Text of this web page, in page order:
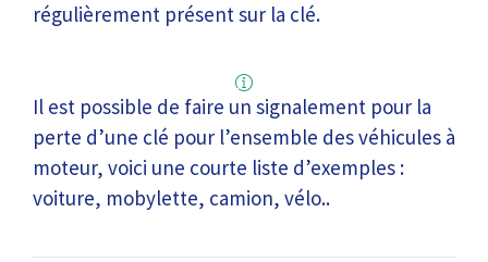
régulièrement présent sur la clé.
Il est possible de faire un signalement pour la
perte d’une clé pour l’ensemble des véhicules à
moteur, voici une courte liste d’exemples :
voiture, mobylette, camion, vélo..